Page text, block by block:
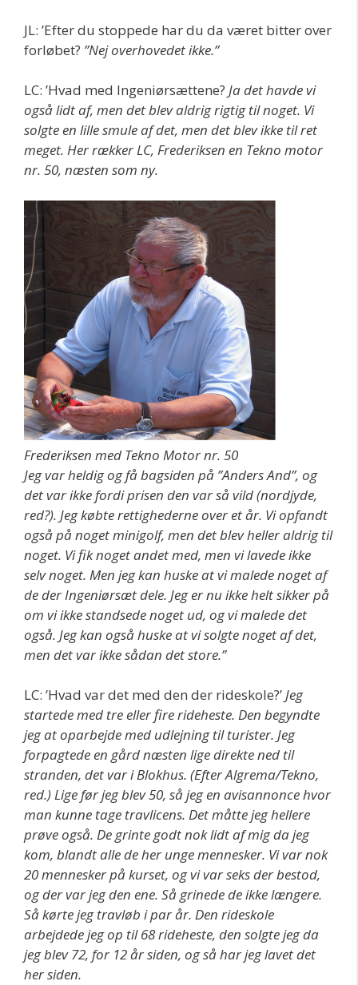
JL: ’Efter du stoppede har du da været bitter over
forløbet? ”Nej overhovedet ikke.”
LC: ’Hvad med Ingeniørsættene? Ja det havde vi
også lidt af, men det blev aldrig rigtig til noget. Vi
solgte en lille smule af det, men det blev ikke til ret
meget. Her rækker LC, Frederiksen en Tekno motor
nr. 50, næsten som ny.
Frederiksen med Tekno Motor nr. 50
Jeg var heldig og få bagsiden på ”Anders And”, og
det var ikke fordi prisen den var så vild (nordjyde,
red?). Jeg købte rettighederne over et år. Vi opfandt
også på noget minigolf, men det blev heller aldrig til
noget. Vi fik noget andet med, men vi lavede ikke
selv noget. Men jeg kan huske at vi malede noget af
de der Ingeniørsæt dele. Jeg er nu ikke helt sikker på
om vi ikke standsede noget ud, og vi malede det
også. Jeg kan også huske at vi solgte noget af det,
men det var ikke sådan det store.”
LC: ’Hvad var det med den der rideskole?’Jeg
startede med tre eller fire rideheste. Den begyndte
jeg at oparbejde med udlejning til turister. Jeg
forpagtede en gård næsten lige direkte ned til
stranden, det var i Blokhus. (Efter Algrema/Tekno,
red.) Lige før jeg blev 50, så jeg en avisannonce hvor
man kunne tage travlicens. Det måtte jeg hellere
prøve også. De grinte godt nok lidt af mig da jeg
kom, blandt alle de her unge mennesker. Vi var nok
20 mennesker på kurset, og vi var seks der bestod,
og der var jeg den ene. Så grinede de ikke længere.
Så kørte jeg travløb i par år. Den rideskole
arbejdede jeg op til 68 rideheste, den solgte jeg da
jeg blev 72, for 12 år siden, og så har jeg lavet det
her siden.